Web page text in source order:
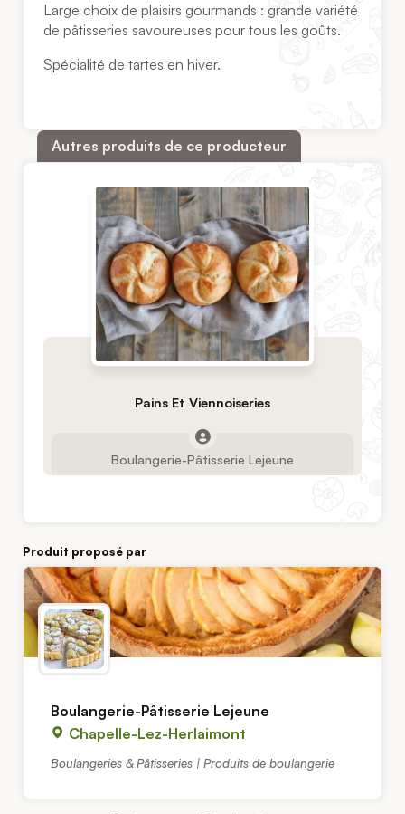
Large choix de plaisirs gourmands : grande variété
de pâtisseries savoureuses pour tous les goûts.
Spécialité de tartes en hiver.
Autres produits de ce producteur
Pains Et Viennoiseries
Boulangerie-Pâtisserie Lejeune
Produit proposé par
Boulangerie-Pâtisserie Lejeune
Chapelle-Lez-Herlaimont
Boulangeries & Pâtisseries | Produits de boulangerie